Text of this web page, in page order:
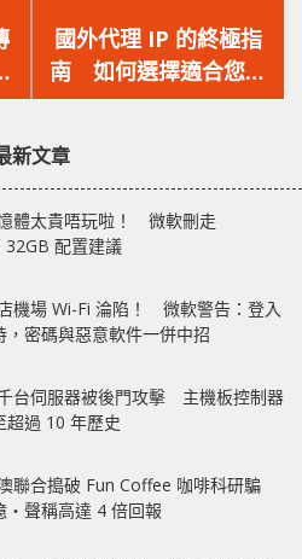
一
篇
文
國外代理 IP 的終極指
南 如何選擇適合您的
代理伺服器
新文章
體太貴唔玩啦！ 微軟刪走
配置建議
機場 Wi-Fi 淪陷！ 微軟警告：登入
，密碼與惡意軟件一併中招
台伺服器被後門攻擊 主機板控制器
超過 10 年歷史
聯合搗破 Fun Coffee 咖啡科研騙
聲稱高達 4 倍回報